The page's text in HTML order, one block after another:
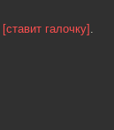
[ставит галочку] .